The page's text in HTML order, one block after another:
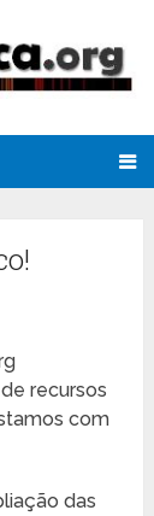
recursos
com
das